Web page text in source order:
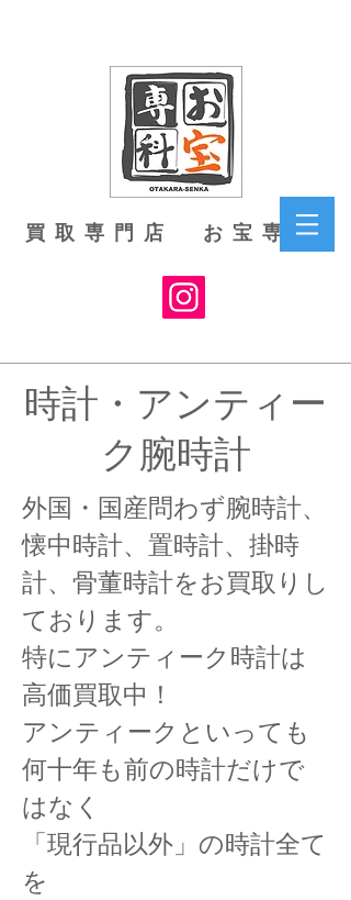
買取専門店 お宝専科
時計・アンティー
ク腕時計
外国・国産問わず腕時計、
懐中時計、置時計、掛時
計、骨董時計をお買取りし
ております。
特にアンティーク時計は
高価買取中！
アンティークといっても
何十年も前の時計だけで
はなく
「現行品以外」の時計全て
を